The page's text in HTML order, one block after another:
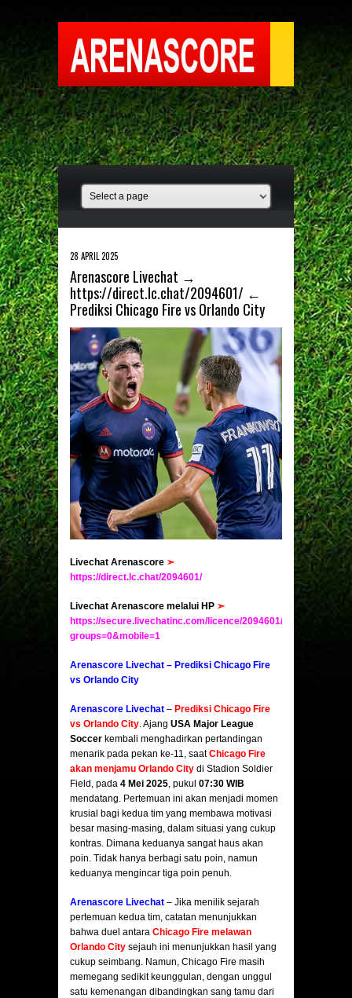
28 APRIL 2025
Arenascore Livechat →
https://direct.lc.chat/2094601/ ←
Prediksi Chicago Fire vs Orlando City
Livechat Arenascore ➣
https://direct.lc.chat/2094601/
Livechat Arenascore melalui HP ➣
https://secure.livechatinc.com/licence/2094601/v2/
groups=0&mobile=1
Arenascore Livechat – Prediksi Chicago Fire
vs Orlando City
Arenascore Livechat – Prediksi Chicago Fire
vs Orlando City. Ajang USA Major League
Soccer kembali menghadirkan pertandingan
menarik pada pekan ke-11, saatChicago Fire
akan menjamu Orlando City di Stadion Soldier
Field, pada 4 Mei 2025, pukul 07:30 WIB
mendatang. Pertemuan ini akan menjadi momen
krusial bagi kedua tim yang membawa motivasi
besar masing-masing, dalam situasi yang cukup
kontras. Dimana keduanya sangat haus akan
poin. Tidak hanya berbagi satu poin, namun
keduanya mengincar tiga poin penuh.
Arenascore Livechat – Jika menilik sejarah
pertemuan kedua tim, catatan menunjukkan
bahwa duel antara Chicago Fire melawan
Orlando City sejauh ini menunjukkan hasil yang
cukup seimbang. Namun, Chicago Fire masih
memegang sedikit keunggulan, dengan unggul
satu kemenangan dibandingkan sang tamu dari